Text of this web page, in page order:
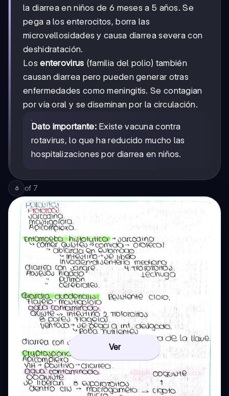
la diarrea en niños de 6 meses a 5 años. Se
pega a los enterocitos, borra las
microvellosidades y causa diarrea severa con
deshidratación.
Losenterovirus (familia del polio) también
causan diarrea pero pueden generar otras
enfermedades como meningitis. Se contagian
por vía oral y se diseminan por la circulación.
Dato importante:Existe vacuna contra
rotavirus, lo que ha reducido mucho las
hospitalizaciones por diarrea en niños.
6 of 7
Ver